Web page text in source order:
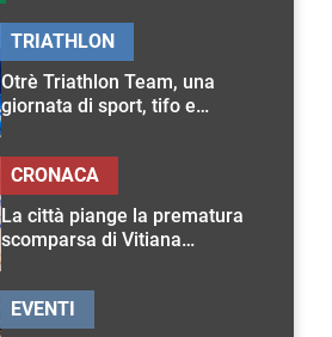
Otrè Triathlon Team, una
giornata di sport, tifo e
TRIATHLON
La città piange la prematura
scomparsa di Vitiana
CRONACA
EVENTI